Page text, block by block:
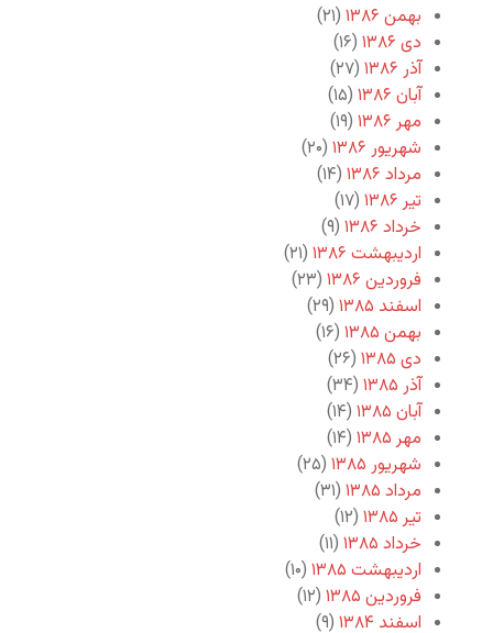
بهمن ۱۳۸۶
(۲۱)
دی ۱۳۸۶
(۱۶)
آذر ۱۳۸۶
(۲۷)
آبان ۱۳۸۶
(۱۵)
مهر ۱۳۸۶
(۱۹)
شهریور ۱۳۸۶
(۲۰)
مرداد ۱۳۸۶
(۱۴)
تیر ۱۳۸۶
(۱۷)
خرداد ۱۳۸۶
(۹)
اردیبهشت ۱۳۸۶
(۲۱)
فروردین ۱۳۸۶
(۲۳)
اسفند ۱۳۸۵
(۲۹)
بهمن ۱۳۸۵
(۱۶)
دی ۱۳۸۵
(۲۶)
آذر ۱۳۸۵
(۳۴)
آبان ۱۳۸۵
(۱۴)
مهر ۱۳۸۵
(۱۴)
شهریور ۱۳۸۵
(۲۵)
مرداد ۱۳۸۵
(۳۱)
تیر ۱۳۸۵
(۱۲)
خرداد ۱۳۸۵
(۱۱)
اردیبهشت ۱۳۸۵
(۱۰)
فروردین ۱۳۸۵
(۱۲)
اسفند ۱۳۸۴
(۹)